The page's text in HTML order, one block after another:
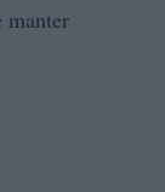
manter